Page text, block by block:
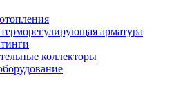
арматура
коллекторы